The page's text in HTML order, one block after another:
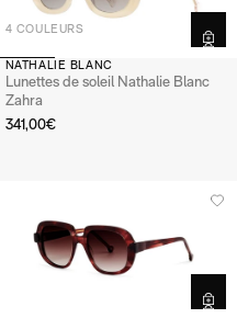
4 COULEURS
NATHALIE BLANC
Lunettes de soleil Nathalie Blanc
Zahra
341,00€